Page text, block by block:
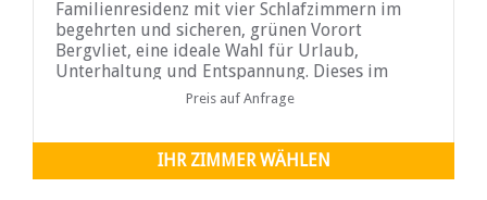
Familienresidenz mit vier Schlafzimmern im
begehrten und sicheren, grünen Vorort
Bergvliet, eine ideale Wahl für Urlaub,
Unterhaltung und Entspannung. Dieses im
Constantia Valley gelegene Ferienhaus verfügt
über vier Schlafzimmer, zwei Badezimmer, ein
einen Kinderspielbereich.
Preis auf Anfrage
IHR ZIMMER WÄHLEN